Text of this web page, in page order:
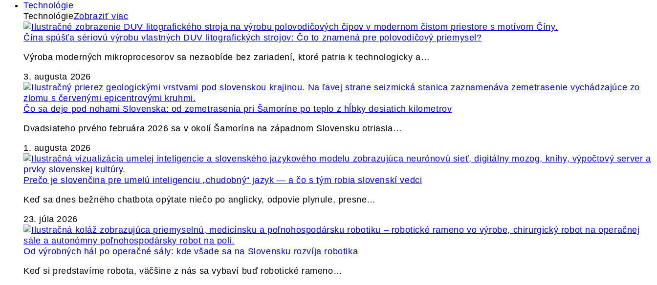
Technológie
TechnológieZobraziť viac
Čína spúšťa sériovú výrobu vlastných DUV litografických strojov: Čo to znamená pre polovodičový priemysel?
Výroba moderných mikroprocesorov sa nezaobíde bez zariadení, ktoré patria k technologicky a…
3. augusta 2026
Čo sa deje pod nohami Slovenska: od zemetrasenia pri Šamoríne po teplo z hĺbky desiatich kilometrov
Dvadsiateho prvého februára 2026 sa v okolí Šamorína na západnom Slovensku otriasla…
1. augusta 2026
Prečo je slovenčina pre umelú inteligenciu „chudobný“ jazyk — a čo s tým robia slovenskí vedci
Keď sa dnes bežného chatbota opýtate niečo po anglicky, odpovie plynule, presne…
23. júla 2026
Od výrobných hál po operačné sály: kde všade sa na Slovensku rozvíja robotika
Keď si predstavíme robota, väčšine z nás sa vybaví buď robotické rameno…